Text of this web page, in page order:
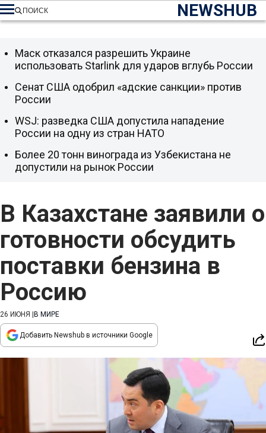
NEWSHUB
ПОИСК
В Казахстане заявили о
готовности обсудить
поставки бензина в
Россию
26 ИЮНЯ В МИРЕ
Добавить Newshub в источники Google
Маск отказался разрешить Украине
использовать Starlink для ударов вглубь России
Сенат США одобрил «адские санкции» против
России
WSJ: разведка США допустила нападение
России на одну из стран НАТО
Более 20 тонн винограда из Узбекистана не
допустили на рынок России